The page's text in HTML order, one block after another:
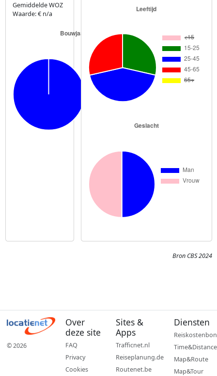
Gemiddelde WOZ
Waarde: € n/a
Bron CBS 2024
© 2026
Over
deze site
FAQ
Privacy
Cookies
Sites &
Apps
Trafficnet.nl
Reiseplanung.de
Routenet.be
Diensten
Reiskostenbon
Time&Distance
Map&Route
Map&Tour